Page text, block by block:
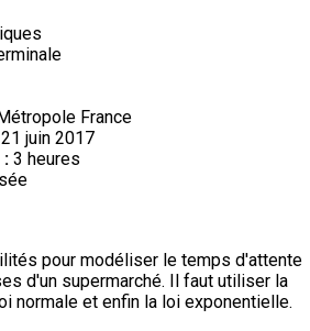
France
21 juin 2017
: 3 heures
pour modéliser le temps d'attente
d'un supermarché. Il faut utiliser la
normale et enfin la loi exponentielle.